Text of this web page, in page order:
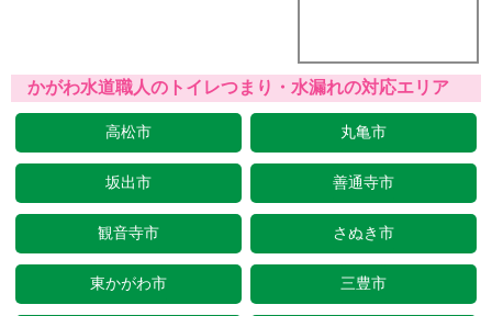
かがわ水道職人のトイレつまり・水漏れの対応エリア
高松市 丸亀市
坂出市 善通寺市
観音寺市 さぬき市
東かがわ市 三豊市